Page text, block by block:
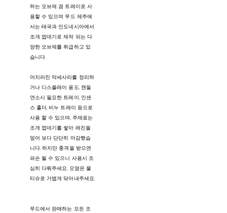
하는 오브제 겸 트레이로 사
용할 수 있으며 무드 제주에
서는 태국과 인도네시아에서
조개 껍데기로 제작 되는 다
양한 오브제를 취급하고 있
습니다.
어지러진 악세사리를 정리하
거나 디스플레이 용도, 캔들
연소시 필요한 트레이, 인센
스 홀더, 비누 트레이 등으로
사용 할 수 있으며, 주재료는
조개 껍데기를 쌓아 레진을
덮어 보다 단단히 마감했습
니다. 하지만 충격을 받으면
파손 될 수 있으니 사용시 조
심히 다뤄주세요. 오염은 물
티슈로 가볍게 닦아내주세요.
무드에서 판매하는 모든 조